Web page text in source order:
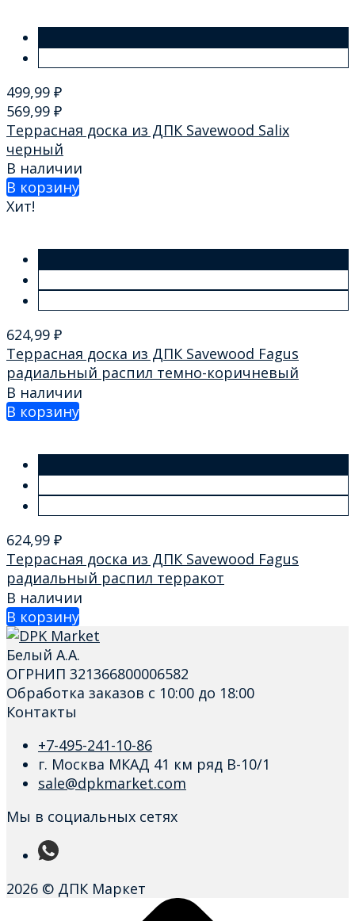
499,99 ₽
569,99 ₽
Террасная доска из ДПК Savewood Salix
черный
В наличии
В корзину
Хит!
624,99 ₽
Террасная доска из ДПК Savewood Fagus
радиальный распил темно-коричневый
В наличии
В корзину
624,99 ₽
Террасная доска из ДПК Savewood Fagus
радиальный распил терракот
В наличии
В корзину
Белый А.А.
ОГРНИП 321366800006582
Обработка заказов с 10:00 до 18:00
Контакты
+7-495-241-10-86
г. Москва МКАД 41 км ряд В-10/1
sale@dpkmarket.com
Мы в социальных сетях
2026 © ДПК Маркет